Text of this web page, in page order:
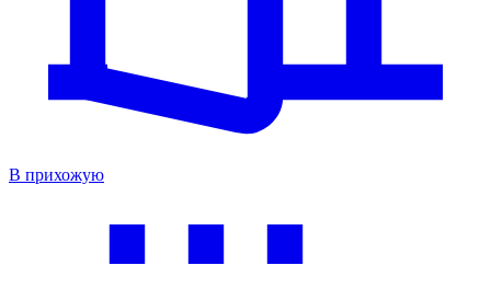
В прихожую